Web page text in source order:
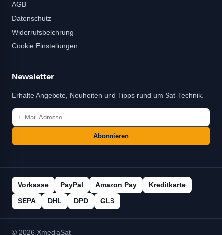
AGB
Datenschutz
Widerrufsbelehrung
Cookie Einstellungen
Newsletter
Erhalte Angebote, Neuheiten und Tipps rund um Sat-Technik.
Abonnieren
Vorkasse PayPal Amazon Pay Kreditkarte
SEPA DHL DPD GLS
© 2026 XmediaSat